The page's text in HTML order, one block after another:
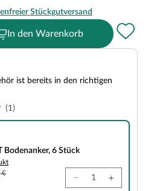
Stückgutversand
In den Warenkorb
ist bereits in den richtigen
(1)
Bodenanker, 6 Stück
€